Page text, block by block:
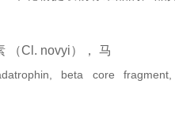
（Cl. novyi）， 马
beta core